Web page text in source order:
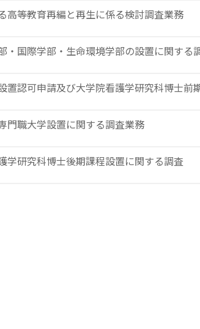
高等教育再編と再生に係る検討調査業務
・国際学部・生命環境学部の設置に関する
置認可申請及び大学院看護学研究科博士
門職大学設置に関する調査業務
学研究科博士後期課程設置に関する調査